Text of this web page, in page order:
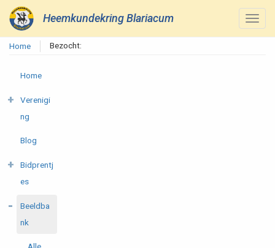
Heemkundekring Blariacum
Home Bezocht:
Home
Verenigi
ng
Blog
Bidprentj
es
Beeldba
nk